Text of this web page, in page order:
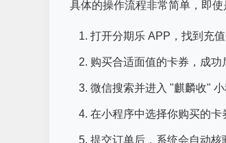
具体的操作流程非常简单，即
打开分期乐 APP，找到充
购买合适面值的卡券，成
微信搜索并进入 "麒麟收"
在小程序中选择你购买的
提交订单后，系统会自动